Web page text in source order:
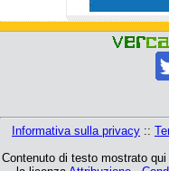
Informativa sulla privacy ::
Contenuto di testo mostrato